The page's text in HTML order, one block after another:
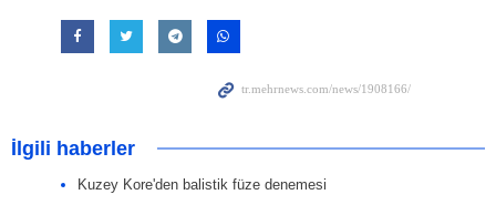
İlgili haberler
Kuzey Kore'den balistik füze denemesi